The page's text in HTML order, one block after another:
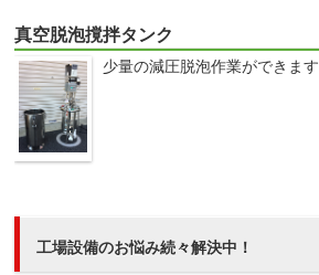
真空脱泡撹拌タンク
少量の減圧脱泡作業ができます
工場設備のお悩み続々解決中！